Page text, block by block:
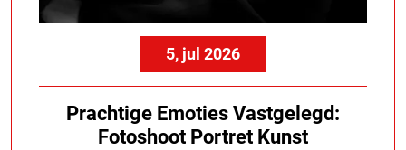
5, jul 2026
Prachtige Emoties Vastgelegd:
Fotoshoot Portret Kunst